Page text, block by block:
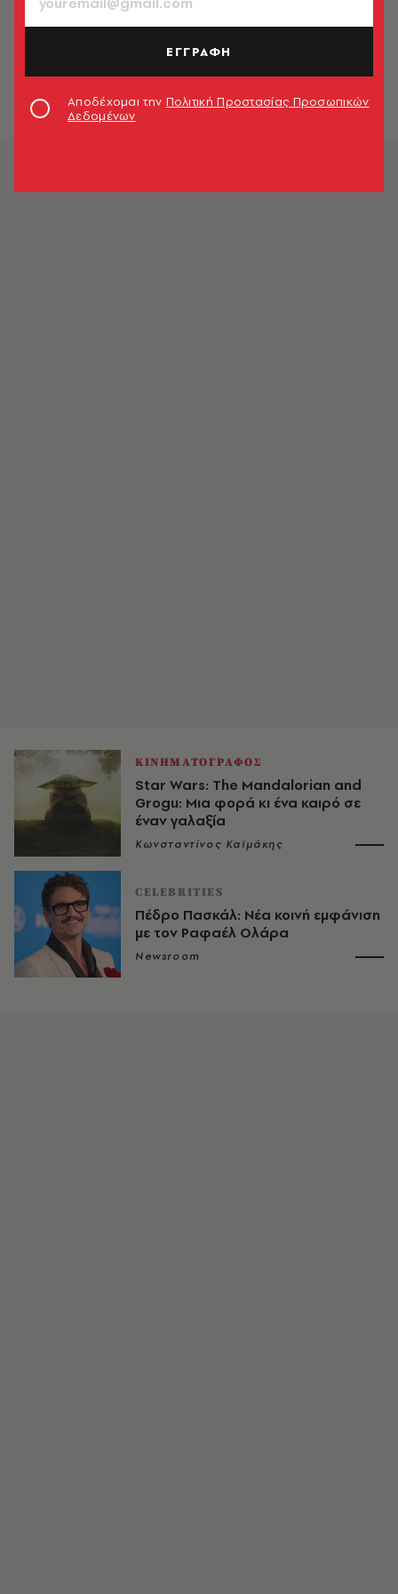
ΚΙΝΗΜΑΤΟΓΡΑΦΟΣ
Μάθιου ΜακΚόναχι, Όστιν Μπάτλερ
και Πέδρο Πασκάλ σε νέο
ΚΙΝΗΜΑΤΟΓΡΑΦΟΣ
Star Wars: The Mandalorian and
Grogu: Μια φορά κι ένα καιρό σε
έναν γαλαξία
Κωνσταντίνος Καϊμάκης
CELEBRITIES
Πέδρο Πασκάλ: Νέα κοινή εμφάνιση
με τον Ραφαέλ Ολάρα
Newsroom
ΕΓΓΡΑΦΗ
Αποδέχομαι την Πολιτική Προστασίας Προσωπικών
Δεδομένων